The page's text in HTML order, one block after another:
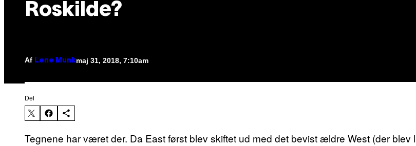
Roskilde?
Af Lene Munkmaj 31, 2018, 7:10am
Del
Tegnene har været der. Da East først blev skiftet ud med det bevist ældre West (der blev